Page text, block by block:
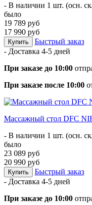
- В наличии 1 шт. (осн.
было
19 789 руб
17 990 руб
Купить
Быстрый заказ
- Доставка 4-5 дней
При заказе до 10:00
При заказе после 10:00
Массажный стол DFC
- В наличии 1 шт. (осн.
было
23 089 руб
20 990 руб
Купить
Быстрый заказ
- Доставка 4-5 дней
При заказе до 10:00